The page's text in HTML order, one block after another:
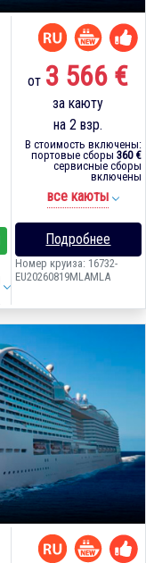
от 3 566 €
за каюту
на 2 взр.
В стоимость включены:
портовые сборы 360 €
сервисные сборы
включены
все каюты
Подробнее
Номер круиза: 16732-
EU20260819MLAMLA